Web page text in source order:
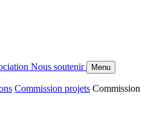
Nous soutenir Menu
Commission projets Commission